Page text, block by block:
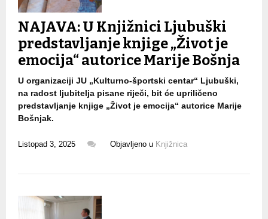
NAJAVA: U Knjižnici Ljubuški
predstavljanje knjige „Život je
emocija“ autorice Marije Bošnja
U organizaciji JU „Kulturno-športski centar“ Ljubuški,
na radost ljubitelja pisane riječi, bit će upriličeno
predstavljanje knjige „Život je emocija“ autorice Marije
Bošnjak.
Listopad 3, 2025 Objavljeno u Knjižnica